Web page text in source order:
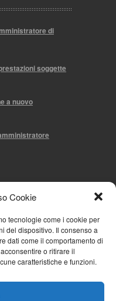
Cookie
tecnologie come i cookie per
del dispositivo. Il consenso a
dati come il comportamento di
o ritirare il
caratteristiche e funzioni.
di
soggette
a nuovo